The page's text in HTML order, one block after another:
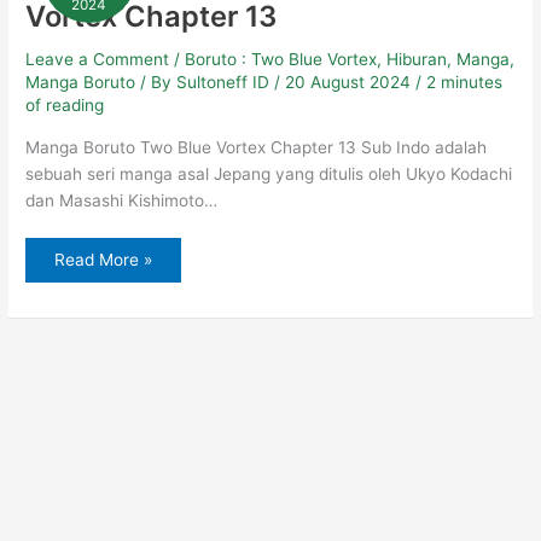
2024
Vortex Chapter 13
Leave a Comment / Boruto : Two Blue Vortex, Hiburan, Manga,
Manga Boruto / By Sultoneff ID / 20 August 2024 / 2 minutes
of reading
Manga Boruto Two Blue Vortex Chapter 13 Sub Indo adalah
sebuah seri manga asal Jepang yang ditulis oleh Ukyo Kodachi
dan Masashi Kishimoto…
Vortex
Chapter
Read More »